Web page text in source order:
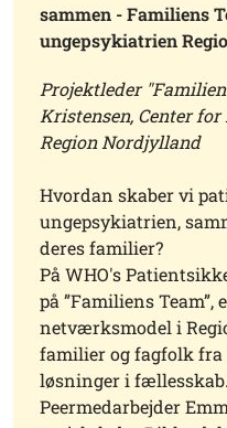
sammen - Familiens
ungepsykiatrien
Projektleder
Kristensen, Center for
Region Nordjylland
Hvordan skaber vi
ungepsykiatrien,
deres familier?
På WHO's
på ”Familiens Team”,
netværksmodel i
familier og fagfolk
løsninger i fællesskab.
Peermedarbejder